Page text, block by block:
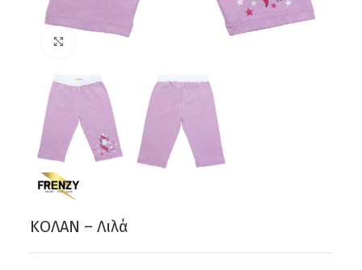
Click to enlarge
ΚΟΛΑΝ – Λιλά